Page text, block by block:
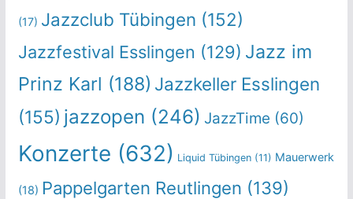
(17) Jazzclub Tübingen (152)
Jazzfestival Esslingen (129) Jazz im
Prinz Karl (188) Jazzkeller Esslingen
(155) jazzopen (246) JazzTime (60)
Konzerte (632) Liquid Tübingen(11) Mauerwerk
(18) Pappelgarten Reutlingen (139)